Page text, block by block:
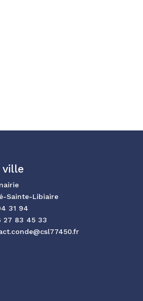
ville
Sainte-Libiaire
31 94
27 83 45 33